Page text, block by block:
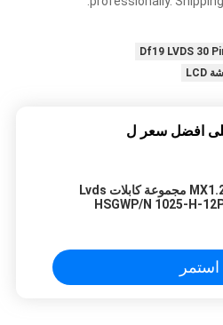
Df19 LVDS 30
افضل سعر ل
MX1.25-12P مجموعة كابلات Lvds
HSGWP/N 1025-H-
استمر